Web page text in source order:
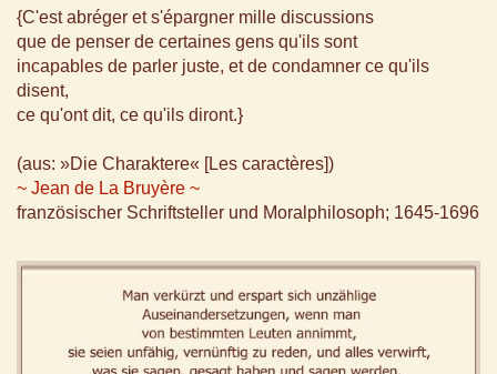
{C'est abréger et s'épargner mille discussions
que de penser de certaines gens qu'ils sont
incapables de parler juste, et de condamner ce qu'ils
disent,
ce qu'ont dit, ce qu'ils diront.}
(aus: »Die Charaktere« [Les caractères])
~ Jean de La Bruyère ~
französischer Schriftsteller und Moralphilosoph; 1645-1696